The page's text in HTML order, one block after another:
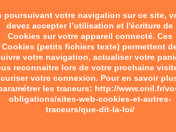
poursuivant votre navigation sur ce site,
devez accepter l’utilisation et l'écriture de
Cookies sur votre appareil connecté. Ces
Cookies (petits fichiers texte) permettent
votre navigation, actualiser votre
reconnaitre lors de votre prochaine
votre connexion. Pour en savoir
les traceurs: http://www.cnil.fr/
obligations/sites-web-cookies-et-autres-
traceurs/que-dit-la-loi/